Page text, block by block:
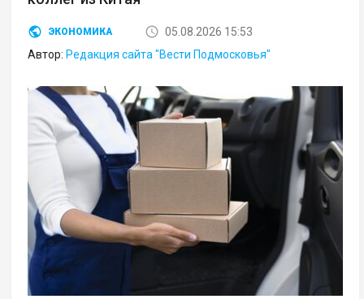
ЭКОНОМИКА
05.08.2026 15:53
Автор: Редакция сайта "Вести Подмосковья"